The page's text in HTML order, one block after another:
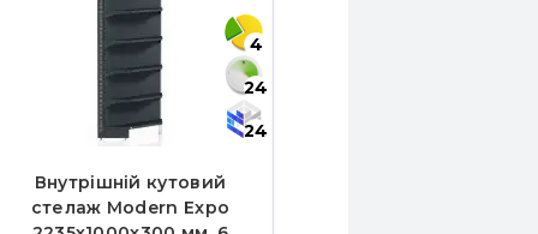
4
24
24
Внутрішній кутовий
стелаж Modern Expo